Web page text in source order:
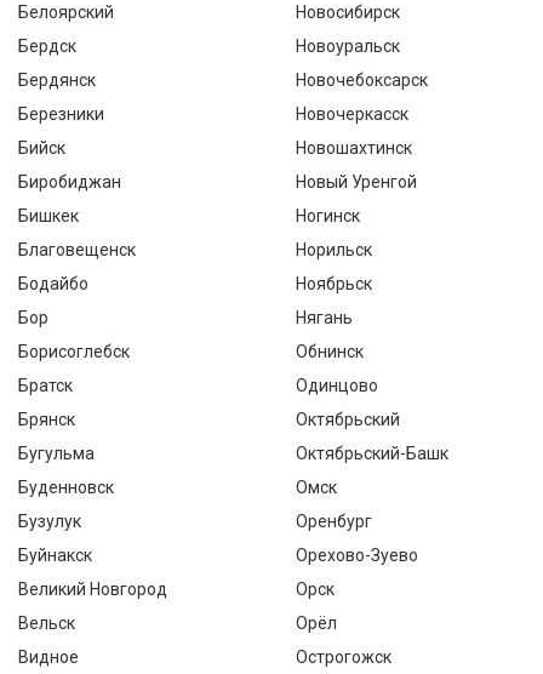
Белоярский
Бердск
Бердянск
Березники
Бийск
Биробиджан
Бишкек
Благовещенск
Бодайбо
Бор
Борисоглебск
Братск
Брянск
Бугульма
Буденновск
Бузулук
Буйнакск
Великий Новгород
Вельск
Видное
Новосибирск
Новоуральск
Новочебоксарск
Новочеркасск
Новошахтинск
Новый Уренгой
Ногинск
Норильск
Ноябрьск
Нягань
Обнинск
Одинцово
Октябрьский
Октябрьский-Башк
Омск
Оренбург
Орехово-Зуево
Орск
Орёл
Острогожск